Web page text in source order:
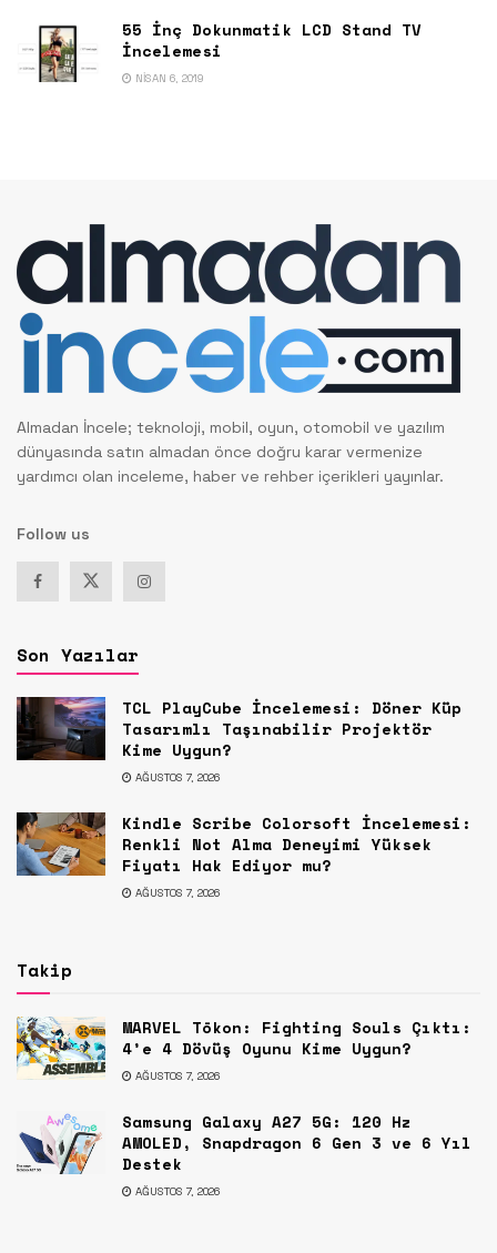
55 İnç Dokunmatik LCD Stand TV
İncelemesi
NISAN 6, 2019
Almadan İncele; teknoloji, mobil, oyun, otomobil ve yazılım
dünyasında satın almadan önce doğru karar vermenize
yardımcı olan inceleme, haber ve rehber içerikleri yayınlar.
Follow us
Son Yazılar
TCL PlayCube İncelemesi: Döner Küp
Tasarımlı Taşınabilir Projektör
Kime Uygun?
AĞUSTOS 7, 2026
Kindle Scribe Colorsoft İncelemesi:
Renkli Not Alma Deneyimi Yüksek
Fiyatı Hak Ediyor mu?
AĞUSTOS 7, 2026
Takip
MARVEL Tōkon: Fighting Souls Çıktı:
4’e 4 Dövüş Oyunu Kime Uygun?
AĞUSTOS 7, 2026
Samsung Galaxy A27 5G: 120 Hz
AMOLED, Snapdragon 6 Gen 3 ve 6 Yıl
Destek
AĞUSTOS 7, 2026